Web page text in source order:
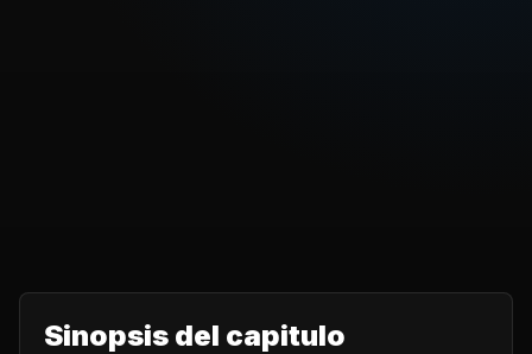
Sinopsis del capitulo